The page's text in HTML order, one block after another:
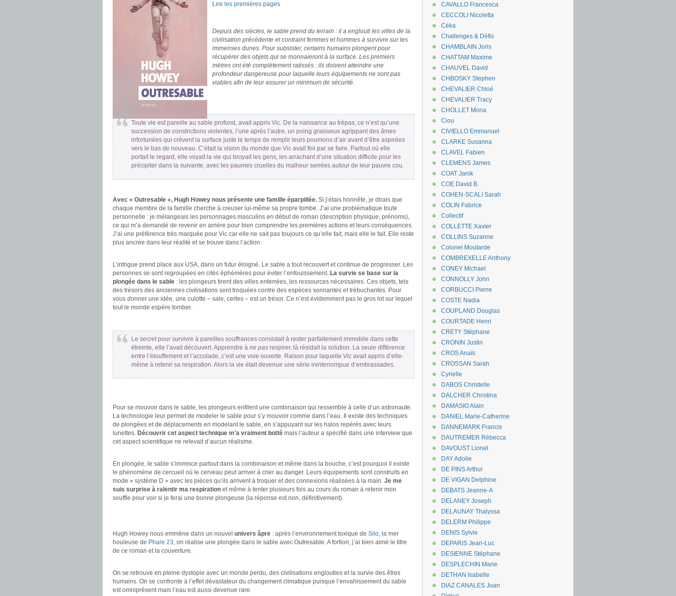
Lire les premières pages
Depuis des siècles, le sable prend du terrain : il a englouti les villes de la
civilisation précédente et contraint femmes et hommes à survivre sur les
immenses dunes. Pour subsister, certains humains plongent pour
récupérer des objets qui se monnaieront à la surface. Les premiers
mètres ont été complètement ratissés : ils doivent atteindre une
profondeur dangereuse pour laquelle leurs équipements ne sont pas
viables afin de leur assurer un minimum de sécurité.
Toute vie est pareille au sable profond, avait appris Vic. De la naissance au trépas, ce n’est qu’une
succession de constrictions violentes, l’une après l’autre, un poing graisseux agrippant des âmes
infortunées qui crèvent la surface juste le temps de remplir leurs poumons d’air avant d’être aspirées
vers le bas de nouveau. C’était la vision du monde que Vic avait fini par se faire. Partout où elle
portait le regard, elle voyait la vie qui broyait les gens, les arrachant d’une situation difficile pour les
précipiter dans la suivante, avec les paumes cruelles du malheur serrées autour de leur pauvre cou.
Avec « Outresable », Hugh Howey nous présente une famille éparpillée. Si j’étais honnête, je dirais que
chaque membre de la famille cherche à creuser lui-même sa propre tombe. J’ai une problématique toute
personnelle : je mélangeais les personnages masculins en début de roman (description physique, prénoms),
ce qui m’a demandé de revenir en arrière pour bien comprendre les premières actions et leurs conséquences.
J’ai une préférence très marquée pour Vic car elle ne sait pas toujours ce qu’elle fait, mais elle le fait. Elle reste
plus ancrée dans leur réalité et se trouve dans l’action.
L’intrigue prend place aux USA, dans un futur éloigné. Le sable a tout recouvert et continue de progresser. Les
personnes se sont regroupées en cités éphémères pour éviter l’enfouissement. La survie se base sur la
plongée dans le sable : les plongeurs tirent des villes enterrées, les ressources nécessaires. Ces objets, tels
des trésors des anciennes civilisations sont troquées contre des espèces sonnantes et trébuchantes. Pour
vous donner une idée, une culotte – sale, certes – est un trésor. Ce n’est évidemment pas le gros lot sur lequel
tout le monde espère tomber.
Le secret pour survivre à pareilles souffrances consistait à rester parfaitement immobile dans cette
étreinte, elle l’avait découvert. Apprendre à ne pas respirer, là résidait la solution. La seule différence
entre l’étouffement et l’accolade, c’est une voie ouverte. Raison pour laquelle Vic avait appris d’elle-
même à retenir sa respiration. Alors la vie était devenue une série ininterrompue d’embrassades.
Pour se mouvoir dans le sable, les plongeurs enfilent une combinaison qui ressemble à celle d’un astronaute.
La technologie leur permet de modeler le sable pour s’y mouvoir comme dans l’eau. Il existe des techniques
de plongées et de déplacements en modelant le sable, en s’appuyant sur les halos repérés avec leurs
lunettes. Découvrir cet aspect technique m’a vraiment botté mais l’auteur a spécifié dans une interview que
cet aspect scientifique ne relevait d’aucun réalisme.
En plongée, le sable s’immisce partout dans la combinaison et même dans la bouche, c’est pourquoi il existe
le phénomène de cercueil où le cerveau peut arriver à crier au danger. Leurs équipements sont construits en
mode « système D » avec les pièces qu’ils arrivent à troquer et des connexions réalisées à la main. Je me
suis surprise à ralentir ma respiration et même à tenter plusieurs fois au cours du roman à retenir mon
souffle pour voir si je ferai une bonne plongeuse (la réponse est non, définitivement).
Hugh Howey nous emmène dans un nouvel univers âpre : après l’environnement toxique de Silo, la mer
houleuse de Phare 23, on réalise une plongée dans le sable avec Outresable. A fortiori, j’ai bien aimé le titre
de ce roman et la couverture.
On se retrouve en pleine dystopie avec un monde perdu, des civilisations englouties et la survie des êtres
humains. On se confronte à l’effet dévastateur du changement climatique puisque l’envahissement du sable
est omniprésent mais l’eau est aussi devenue rare.
CAVALLO Francesca
CECCOLI Nicoletta
Céka
Challenges & Défis
CHAMBLAIN Joris
CHATTAM Maxime
CHAUVEL David
CHBOSKY Stephen
CHEVALIER Chloé
CHEVALIER Tracy
CHOLLET Mona
Ciou
CIVIELLO Emmanuel
CLARKE Susanna
CLAVEL Fabien
CLEMENS James
COAT Janik
COE David B.
COHEN-SCALI Sarah
COLIN Fabrice
Collectif
COLLETTE Xavier
COLLINS Suzanne
Colonel Moutarde
COMBREXELLE Anthony
CONEY Michael
CONNOLLY John
CORBUCCI Pierre
COSTE Nadia
COUPLAND Douglas
COURTADE Henri
CRETY Stéphane
CRONIN Justin
CROS Anaïs
CROSSAN Sarah
Cyrielle
DABOS Christelle
DALCHER Christina
DAMASIO Alain
DANIEL Marie-Catherine
DANNEMARK Francis
DAUTREMER Rébecca
DAVOUST Lionel
DAY Adolie
DE PINS Arthur
DE VIGAN Delphine
DEBATS Jeanne-A
DELANEY Joseph
DELAUNAY Thalyssa
DELERM Philippe
DENIS Sylvie
DEPARIS Jean-Luc
DESIENNE Stéphane
DESPLECHIN Marie
DETHAN Isabelle
DIAZ CANALES Juan